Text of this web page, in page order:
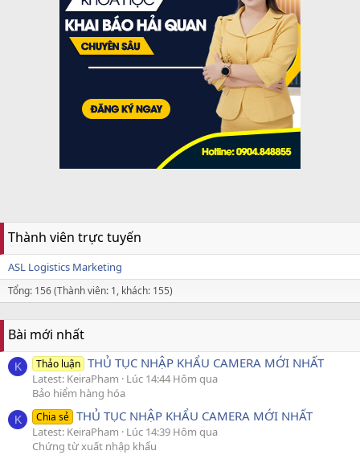
Thành viên trực tuyến
ASL Logistics Marketing
Tổng: 156 (Thành viên: 1, khách: 155)
Bài mới nhất
K Thảo luận THỦ TỤC NHẬP KHẨU CAMERA MỚI NHẤT
Latest: KeiraPham
Lúc 14:44 Hôm qua
Bảo hiểm hàng hóa
K Chia sẻ THỦ TỤC NHẬP KHẨU CAMERA MỚI NHẤT
Latest: KeiraPham
Lúc 14:39 Hôm qua
Chứng từ xuất nhập khẩu